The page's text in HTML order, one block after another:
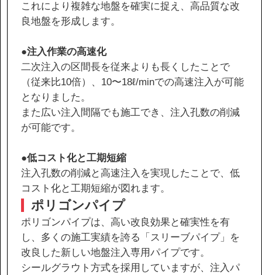
サイトマップ
これにより複雑な地盤を確実に捉え、高品質な改
良地盤を形成します。
●注入作業の高速化
二次注入の区間長を従来よりも長くしたことで
（従来比10倍）、10〜18ℓ/minでの高速注入が可能
となりました。
また広い注入間隔でも施工でき、注入孔数の削減
が可能です。
●低コスト化と工期短縮
注入孔数の削減と高速注入を実現したことで、低
コスト化と工期短縮が図れます。
ポリゴンパイプ
ポリゴンパイプは、高い改良効果と確実性を有
し、多くの施工実績を誇る「スリーブパイプ」を
改良した新しい地盤注入専用パイプです。
シールグラウト方式を採用していますが、注入パ